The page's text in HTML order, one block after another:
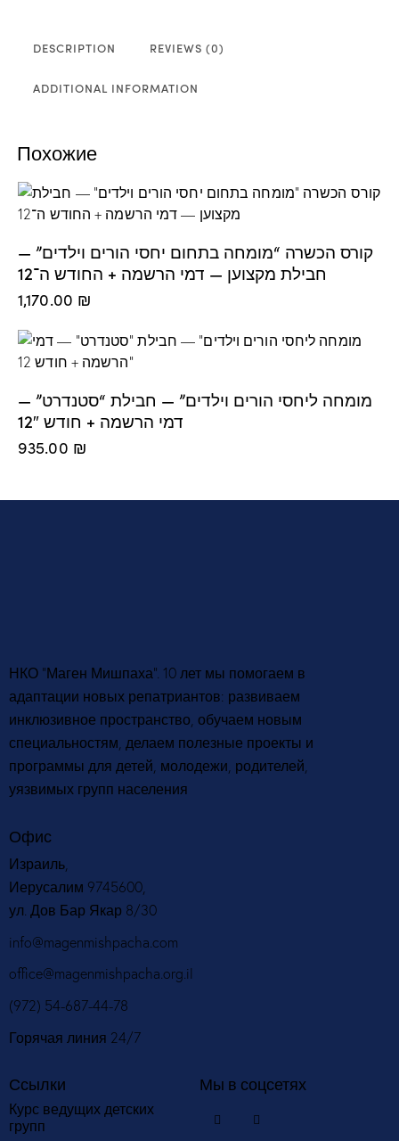
DESCRIPTION REVIEWS (0)
ADDITIONAL INFORMATION
Похожие
קורס הכשרה “מומחה בתחום יחסי הורים וילדים” —
חבילת מקצוען — דמי הרשמה + החודש ה־12
1,170.00 ₪
מומחה ליחסי הורים וילדים” — חבילת “סטנדרט” —
דמי הרשמה + חודש 12″
935.00 ₪
НКО “Маген Мишпаха”. 10 лет мы помогаем в
адаптации новых репатриантов: развиваем
инклюзивное пространство, обучаем новым
специальностям, делаем полезные проекты и
программы для детей, молодежи, родителей,
уязвимых групп населения
Офис
Израиль,
Иерусалим 9745600,
ул. Дов Бар Якар 8/30
info@magenmishpacha.com
office@magenmishpacha.org.il
(972) 54-687-44-78
Горячая линия 24/7
Ссылки
Курс ведущих детских
групп
Мы в соцсетях